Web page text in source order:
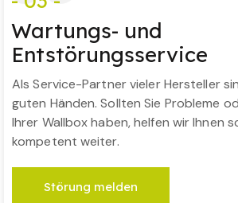
Wartungs- und
Entstörungsservice
Als Service-Partner vieler Hersteller
guten Händen. Sollten Sie Probleme
Ihrer Wallbox haben, helfen wir Ihnen
kompetent weiter.
Störung melden